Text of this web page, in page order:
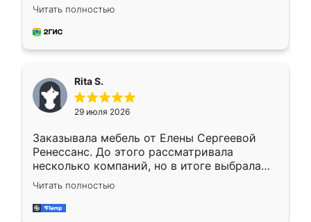
эту. Сначала обговорили условия, потом
приехал замерщик, всё спокойно объяснил
и снял размеры. Изготовили в срок, с
каких-либо доработок. Качеством осталась
довольна, все выглядит так, как и ожидала.
Читать полностью
Rita S.
29 июля 2026
Заказывала мебель от Елены Сергеевой
Ренессанс. До этого рассматривала
несколько компаний, но в итоге выбрала
эту. Сначала обговорили условия, потом
приехал замерщик, всё спокойно объяснил
и снял размеры. Изготовили в срок, с
Читать полностью